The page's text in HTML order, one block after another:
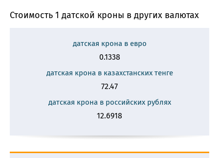
Стоимость 1 датской кроны в других валютах
датская крона в евро
0.1338
датская крона в казахстанских тенге
72.47
датская крона в российских рублях
12.6918